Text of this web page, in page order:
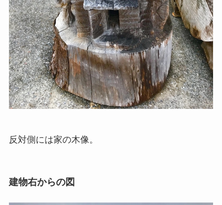
反対側には家の木像。
建物右からの図